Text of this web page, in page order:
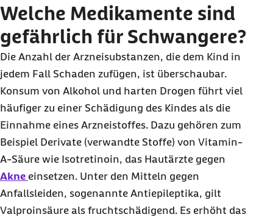
Welche Medikamente sind
gefährlich für Schwangere?
Die Anzahl der Arzneisubstanzen, die dem Kind in
jedem Fall Schaden zufügen, ist überschaubar.
Konsum von Alkohol und harten Drogen führt viel
häufiger zu einer Schädigung des Kindes als die
Einnahme eines Arzneistoffes. Dazu gehören zum
Beispiel Derivate (verwandte Stoffe) von Vitamin-
A-Säure wie Isotretinoin, das Hautärzte gegen
Akne einsetzen. Unter den Mitteln gegen
Anfallsleiden, sogenannte Antiepileptika, gilt
Valproinsäure als fruchtschädigend. Es erhöht das